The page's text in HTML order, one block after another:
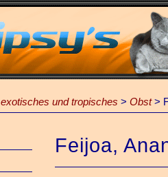
exotisches und tropisches > Obst>
Feijoa,